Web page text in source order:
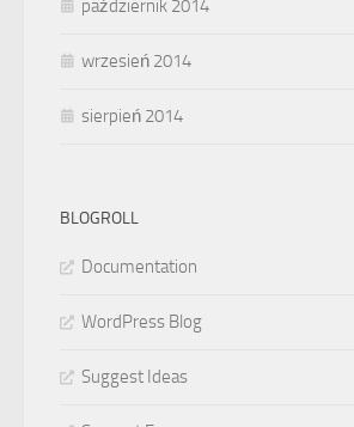
październik 2014
wrzesień 2014
sierpień 2014
BLOGROLL
Documentation
WordPress Blog
Suggest Ideas